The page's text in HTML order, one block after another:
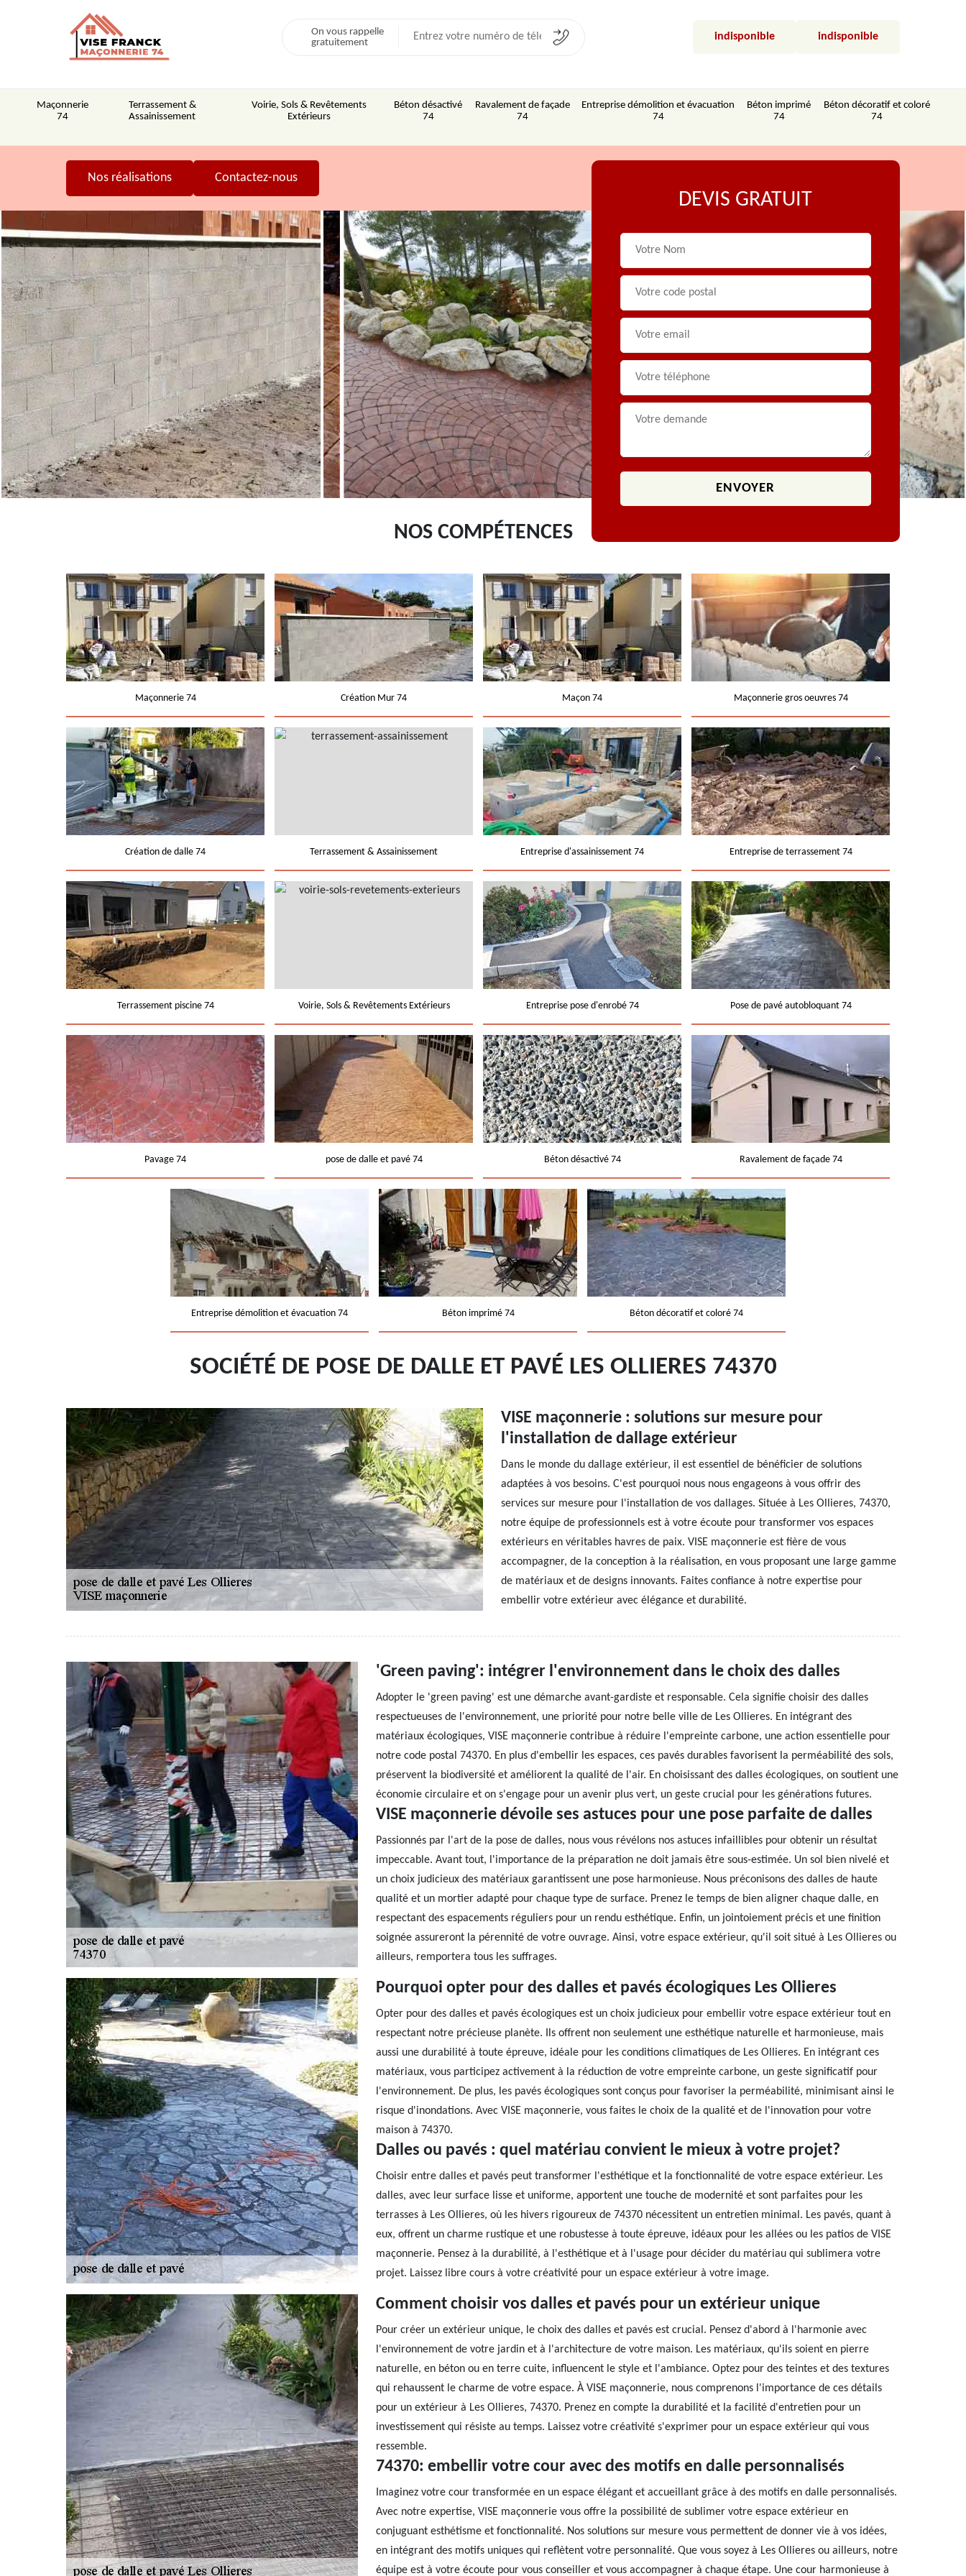
On vous rappelle
gratuitement
indisponible indisponible
Maçonnerie
74
Terrassement &
Assainissement
Voirie, Sols & Revêtements
Extérieurs
Béton désactivé
74
Ravalement de façade
74
Entreprise démolition et évacuation
74
Béton imprimé
74
Béton décoratif et coloré
74
Nos réalisations Contactez-nous
DEVIS GRATUIT
NOS COMPÉTENCES
Maçonnerie 74 Création Mur 74 Maçon 74 Maçonnerie gros oeuvres 74
Création de dalle 74 Terrassement & Assainissement Entreprise d'assainissement 74 Entreprise de terrassement 74
Terrassement piscine 74 Voirie, Sols & Revêtements Extérieurs Entreprise pose d'enrobé 74 Pose de pavé autobloquant 74
Pavage 74 pose de dalle et pavé 74 Béton désactivé 74 Ravalement de façade 74
Entreprise démolition et évacuation 74 Béton imprimé 74 Béton décoratif et coloré 74
SOCIÉTÉ DE POSE DE DALLE ET PAVÉ LES OLLIERES 74370
VISE maçonnerie : solutions sur mesure pour
l'installation de dallage extérieur
Dans le monde du dallage extérieur, il est essentiel de bénéficier de solutions
adaptées à vos besoins. C'est pourquoi nous nous engageons à vous offrir des
services sur mesure pour l'installation de vos dallages. Située à Les Ollieres, 74370,
notre équipe de professionnels est à votre écoute pour transformer vos espaces
extérieurs en véritables havres de paix. VISE maçonnerie est fière de vous
accompagner, de la conception à la réalisation, en vous proposant une large gamme
de matériaux et de designs innovants. Faites confiance à notre expertise pour
embellir votre extérieur avec élégance et durabilité.
'Green paving': intégrer l'environnement dans le choix des dalles
Adopter le 'green paving' est une démarche avant-gardiste et responsable. Cela signifie choisir des dalles
respectueuses de l'environnement, une priorité pour notre belle ville de Les Ollieres. En intégrant des
matériaux écologiques, VISE maçonnerie contribue à réduire l'empreinte carbone, une action essentielle pour
notre code postal 74370. En plus d'embellir les espaces, ces pavés durables favorisent la perméabilité des sols,
préservent la biodiversité et améliorent la qualité de l'air. En choisissant des dalles écologiques, on soutient une
économie circulaire et on s'engage pour un avenir plus vert, un geste crucial pour les générations futures.
VISE maçonnerie dévoile ses astuces pour une pose parfaite de dalles
Passionnés par l'art de la pose de dalles, nous vous révélons nos astuces infaillibles pour obtenir un résultat
impeccable. Avant tout, l'importance de la préparation ne doit jamais être sous-estimée. Un sol bien nivelé et
un choix judicieux des matériaux garantissent une pose harmonieuse. Nous préconisons des dalles de haute
qualité et un mortier adapté pour chaque type de surface. Prenez le temps de bien aligner chaque dalle, en
respectant des espacements réguliers pour un rendu esthétique. Enfin, un jointoiement précis et une finition
soignée assureront la pérennité de votre ouvrage. Ainsi, votre espace extérieur, qu'il soit situé à Les Ollieres ou
ailleurs, remportera tous les suffrages.
Pourquoi opter pour des dalles et pavés écologiques Les Ollieres
Opter pour des dalles et pavés écologiques est un choix judicieux pour embellir votre espace extérieur tout en
respectant notre précieuse planète. Ils offrent non seulement une esthétique naturelle et harmonieuse, mais
aussi une durabilité à toute épreuve, idéale pour les conditions climatiques de Les Ollieres. En intégrant ces
matériaux, vous participez activement à la réduction de votre empreinte carbone, un geste significatif pour
l'environnement. De plus, les pavés écologiques sont conçus pour favoriser la perméabilité, minimisant ainsi le
risque d'inondations. Avec VISE maçonnerie, vous faites le choix de la qualité et de l'innovation pour votre
maison à 74370.
Dalles ou pavés : quel matériau convient le mieux à votre projet?
Choisir entre dalles et pavés peut transformer l'esthétique et la fonctionnalité de votre espace extérieur. Les
dalles, avec leur surface lisse et uniforme, apportent une touche de modernité et sont parfaites pour les
terrasses à Les Ollieres, où les hivers rigoureux de 74370 nécessitent un entretien minimal. Les pavés, quant à
eux, offrent un charme rustique et une robustesse à toute épreuve, idéaux pour les allées ou les patios de VISE
maçonnerie. Pensez à la durabilité, à l'esthétique et à l'usage pour décider du matériau qui sublimera votre
projet. Laissez libre cours à votre créativité pour un espace extérieur à votre image.
Comment choisir vos dalles et pavés pour un extérieur unique
Pour créer un extérieur unique, le choix des dalles et pavés est crucial. Pensez d'abord à l'harmonie avec
l'environnement de votre jardin et à l'architecture de votre maison. Les matériaux, qu'ils soient en pierre
naturelle, en béton ou en terre cuite, influencent le style et l'ambiance. Optez pour des teintes et des textures
qui rehaussent le charme de votre espace. À VISE maçonnerie, nous comprenons l'importance de ces détails
pour un extérieur à Les Ollieres, 74370. Prenez en compte la durabilité et la facilité d'entretien pour un
investissement qui résiste au temps. Laissez votre créativité s'exprimer pour un espace extérieur qui vous
ressemble.
74370: embellir votre cour avec des motifs en dalle personnalisés
Imaginez votre cour transformée en un espace élégant et accueillant grâce à des motifs en dalle personnalisés.
Avec notre expertise, VISE maçonnerie vous offre la possibilité de sublimer votre espace extérieur en
conjuguant esthétisme et fonctionnalité. Nos solutions sur mesure vous permettent de donner vie à vos idées,
en intégrant des motifs uniques qui reflètent votre personnalité. Que vous soyez à Les Ollieres ou ailleurs, notre
équipe est à votre écoute pour vous conseiller et vous accompagner à chaque étape. Une cour harmonieuse à